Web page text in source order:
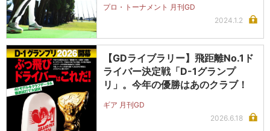
プロ・トーナメント 月刊GD
2024.1.2
【GDライブラリー】飛距離No.1ド
ライバー決定戦「D-1グランプ
リ」。今年の優勝はあのクラブ！
ギア 月刊GD
2026.6.18